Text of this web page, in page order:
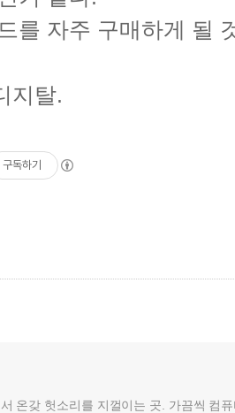
를 자주 구매하게 될
지탈.
구독하기
온갖 헛소리를 지껄이는 곳. 가끔씩 컴